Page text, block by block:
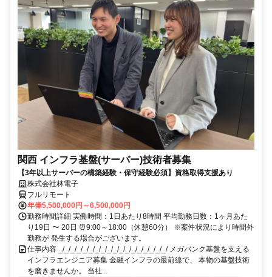
関西 インフラ基盤(サーバー)技術者募集
【3年以上サーバーの構築経験・保守経験必須】資格取得支援あり
株式会社林電子
フルリモート
年俸5,500,000円～6,500,000円
勤務時間詳細 実働時間：1日あたり8時間 平均勤務日数：1ヶ月あた
り19日 〜 20日 ⏰9:00～18:00（休憩60分） ※案件状況により時間外
勤務が 発生する場合がございます。
仕事内容 _/_/_/_/_/_/_/_/_/_/_/_/_/_/_/_/_/_/ メガバンク基盤を支える
インフラエンジニア募集 金融インフラの最前線で、 本物の基盤技術
を磨きませんか。 当社...